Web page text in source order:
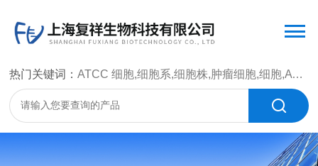
热门关键词：ATCC 细胞,细胞系,细胞株,肿瘤细胞,细胞,ATCC 菌种，CMCC 菌种，标准菌株，质控菌种，微生物菌种，菌株，菌种